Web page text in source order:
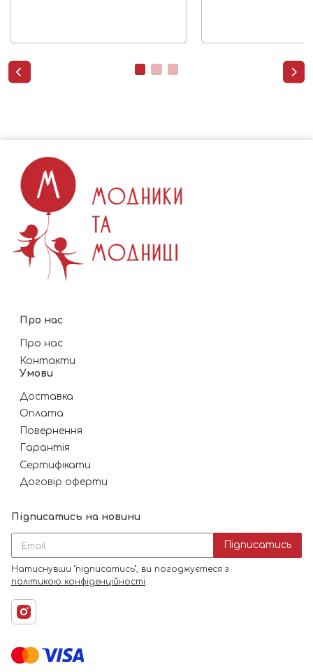
 
Про нас
Про нас
Контакти
Умови
Доставка
Оплата
Повернення
Гарантія
Сертифікати
Договір оферти
Підписатись на новини
Підписатись
Натиснувши "підписатись", ви погоджуєтеся з
політикою конфіденційності.